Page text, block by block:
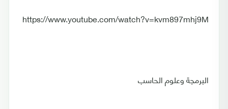
https://www.youtube.com/watch?v=kvm897mhj9M
البرمجة وعلوم الحاسب